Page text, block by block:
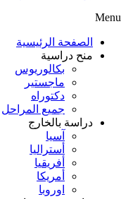
Menu
الصفحة الرئيسية
منح دراسية
بكالوريوس
ماجستير
دكتوراه
جميع المراحل
دراسة بالخارج
آسيا
أستراليا
أفريقيا
أمريكا
اوروبا